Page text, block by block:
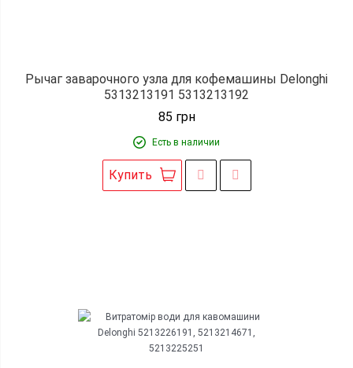
Рычаг заварочного узла для кофемашины Delonghi
5313213191 5313213192
85 грн
Есть в наличии
Купить